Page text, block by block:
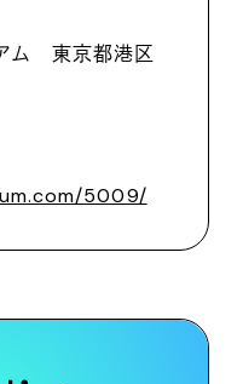
アム 東京都港区
5009/